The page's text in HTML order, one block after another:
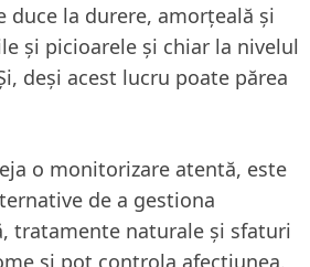
duce la durere, amorțeală și
și picioarele și chiar la nivelul
deși acest lucru poate părea
o monitorizare atentă, este
de a gestiona
tratamente naturale și sfaturi
și pot controla afecțiunea.